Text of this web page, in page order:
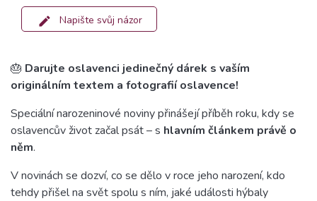
Napište svůj názor
🎂 Darujte oslavenci jedinečný dárek s vaším
originálním textem a fotografií oslavence!
Speciální narozeninové noviny přinášejí příběh roku, kdy se
oslavencův život začal psát – s hlavním článkem právě o
něm.
V novinách se dozví, co se dělo v roce jeho narození, kdo
tehdy přišel na svět spolu s ním, jaké události hýbaly